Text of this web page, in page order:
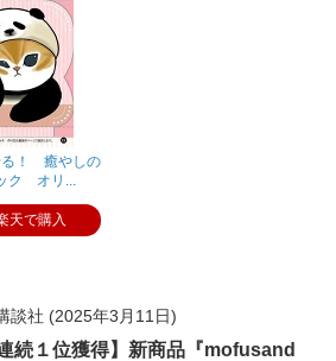
！ 癒やしの
ク オリ...
天で購入
社 (2025年3月11日)
連続１位獲得】新商品『mofusand